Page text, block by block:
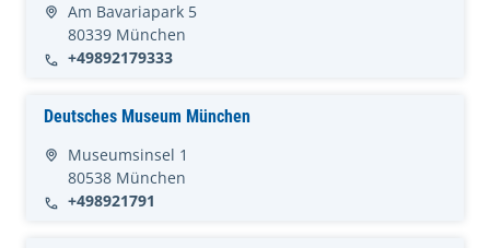
Am Bavariapark 5
80339 München
+49892179333
Deutsches Museum München
Museumsinsel 1
80538 München
+498921791